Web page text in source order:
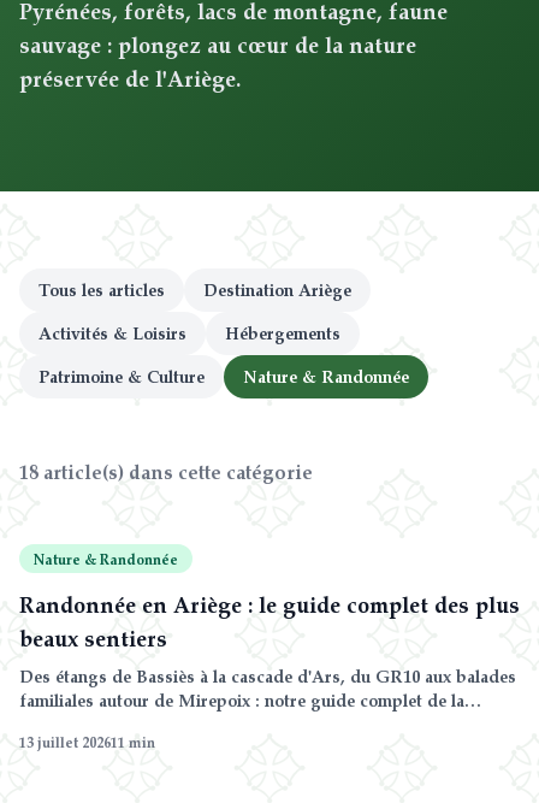
Loisirs
Tarifs
Pyrénées, forêts, lacs de montagne, faune
sauvage : plongez au cœur de la nature
préservée de l'Ariège.
Tous les articles
Destination Ariège
Activités & Loisirs
Hébergements
Patrimoine & Culture
Nature & Randonnée
18 article(s) dans cette catégorie
Nature & Randonnée
Randonnée en Ariège : le guide complet des plus
beaux sentiers
Des étangs de Bassiès à la cascade d'Ars, du GR10 aux balades
familiales autour de Mirepoix : notre guide complet de la
conseils d'un hébergeur local.
13 juillet 202611 min